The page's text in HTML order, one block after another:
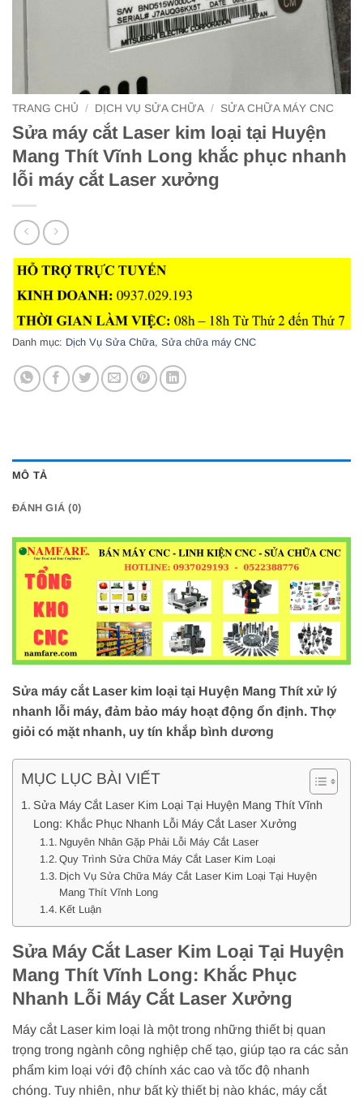
TRANG CHỦ / DỊCH VỤ SỬA CHỮA / SỬA CHỮA MÁY CNC
Sửa máy cắt Laser kim loại tại Huyện
Mang Thít Vĩnh Long khắc phục nhanh
lỗi máy cắt Laser xưởng
Danh mục: Dịch Vụ Sửa Chữa, Sửa chữa máy CNC
MÔ TẢ
ĐÁNH GIÁ (0)
Sửa máy cắt Laser kim loại tại Huyện Mang Thít xử lý
nhanh lỗi máy, đảm bảo máy hoạt động ổn định. Thợ
giỏi có mặt nhanh, uy tín khắp bình dương
MỤC LỤC BÀI VIẾT
Sửa Máy Cắt Laser Kim Loại Tại Huyện Mang Thít Vĩnh
Long: Khắc Phục Nhanh Lỗi Máy Cắt Laser Xưởng
Nguyên Nhân Gặp Phải Lỗi Máy Cắt Laser
Quy Trình Sửa Chữa Máy Cắt Laser Kim Loại
Dịch Vụ Sửa Chữa Máy Cắt Laser Kim Loại Tại Huyện
Mang Thít Vĩnh Long
Kết Luận
Sửa Máy Cắt Laser Kim Loại Tại Huyện
Mang Thít Vĩnh Long: Khắc Phục
Nhanh Lỗi Máy Cắt Laser Xưởng
Máy cắt Laser kim loại là một trong những thiết bị quan
trọng trong ngành công nghiệp chế tạo, giúp tạo ra các sản
phẩm kim loại với độ chính xác cao và tốc độ nhanh
chóng. Tuy nhiên, như bất kỳ thiết bị nào khác, máy cắt